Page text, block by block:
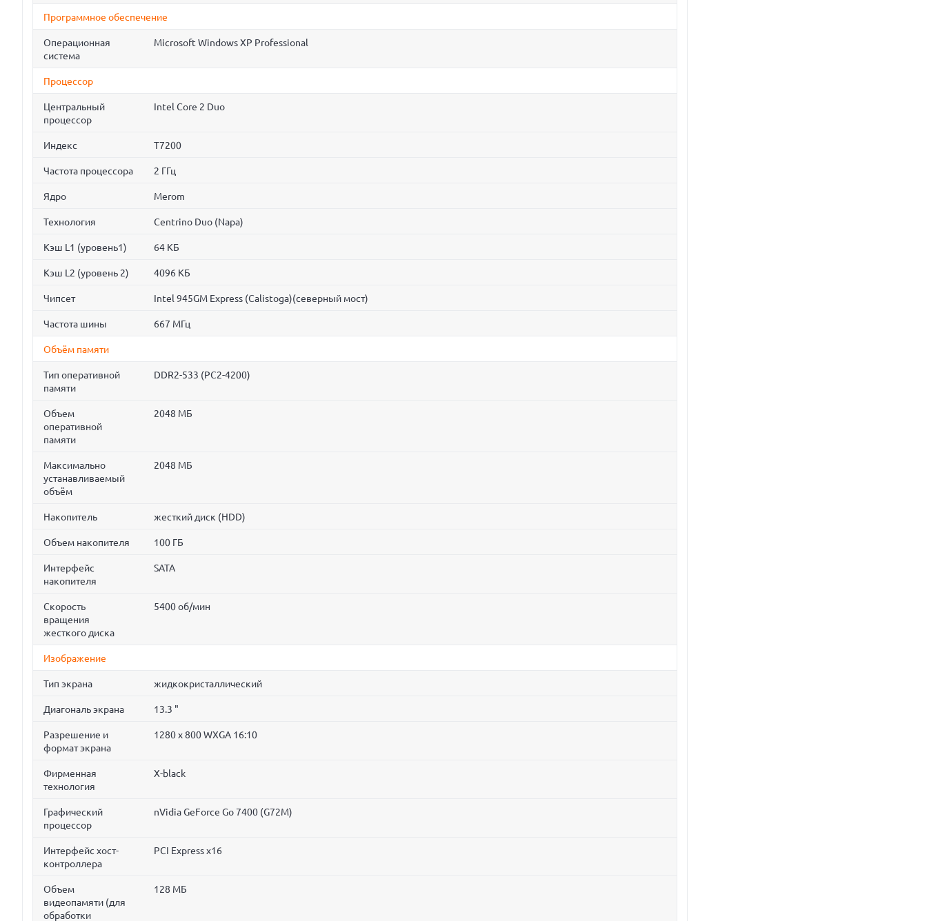
Программное обеспечение
Операционная
система
Microsoft Windows XP Professional
Процессор
Центральный
процессор
Intel Core 2 Duo
Индекс T7200
Частота процессора 2 ГГц
Ядро Merom
Технология Centrino Duo (Napa)
Кэш L1 (уровень1) 64 КБ
Кэш L2 (уровень 2) 4096 КБ
Чипсет Intel 945GM Express (Calistoga)(северный мост)
Частота шины 667 МГц
Объём памяти
Тип оперативной
памяти
DDR2-533 (PC2-4200)
Объем
оперативной
памяти
2048 МБ
Максимально
устанавливаемый
объём
2048 МБ
Накопитель жесткий диск (HDD)
Объем накопителя 100 ГБ
Интерфейс
накопителя
SATA
Скорость
вращения
жесткого диска
5400 об/мин
Изображение
Тип экрана жидкокристаллический
Диагональ экрана 13.3 "
Разрешение и
формат экрана
1280 x 800 WXGA 16:10
Фирменная
технология
X-black
Графический
процессор
nVidia GeForce Go 7400 (G72M)
Интерфейс хост-
контроллера
PCI Express x16
Объем
видеопамяти (для
обработки
128 МБ